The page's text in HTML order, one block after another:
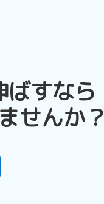
ばすなら
せんか？